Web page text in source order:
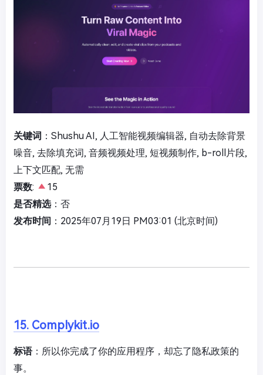
关键词 ：Shushu AI, 人工智能视频编辑器, 自动去除背景
噪音, 去除填充词, 音频视频处理, 短视频制作, b-roll片段,
上下文匹配, 无需
票数:
15
是否精选：否
发布时间 ：2025年07月19日 PM03:01 (北京时间)
15. Complykit.io
标语：所以你完成了你的应用程序，却忘了隐私政策的
事。